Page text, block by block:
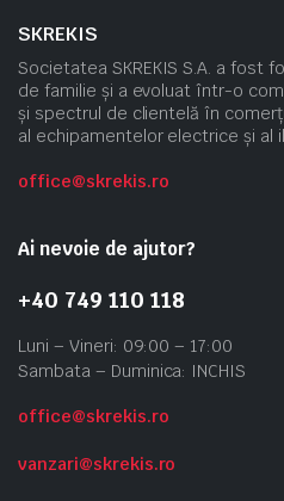
SKREKIS
Societatea SKREKIS S.A. a fost
de familie și a evoluat într-o
și spectrul de clientelă în
al echipamentelor electrice și al
office@skrekis.ro
Ai nevoie de ajutor?
+40 749 110 118
Luni – Vineri: 09:00 – 17:00
Sambata – Duminica: INCHIS
office@skrekis.ro
vanzari@skrekis.ro